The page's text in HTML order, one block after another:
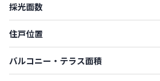
採光面数
住戸位置
バルコニー・テラス面積